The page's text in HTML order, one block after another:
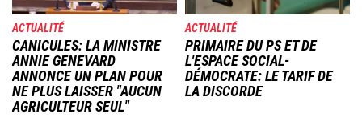
ACTUALITÉ
CANICULES: LA MINISTRE
ANNIE GENEVARD
ANNONCE UN PLAN POUR
NE PLUS LAISSER "AUCUN
AGRICULTEUR SEUL"
ACTUALITÉ
PRIMAIRE DU PS ET DE
L'ESPACE SOCIAL-
DÉMOCRATE: LE TARIF DE
LA DISCORDE